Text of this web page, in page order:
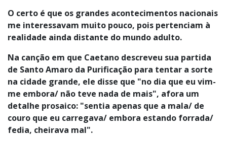
O certo é que os grandes acontecimentos nacionais
me interessavam muito pouco, pois pertenciam à
realidade ainda distante do mundo adulto.
Na canção em que Caetano descreveu sua partida
de Santo Amaro da Purificação para tentar a sorte
na cidade grande, ele disse que "no dia que eu vim-
me embora/ não teve nada de mais", afora um
detalhe prosaico: "sentia apenas que a mala/ de
couro que eu carregava/ embora estando forrada/
fedia, cheirava mal".